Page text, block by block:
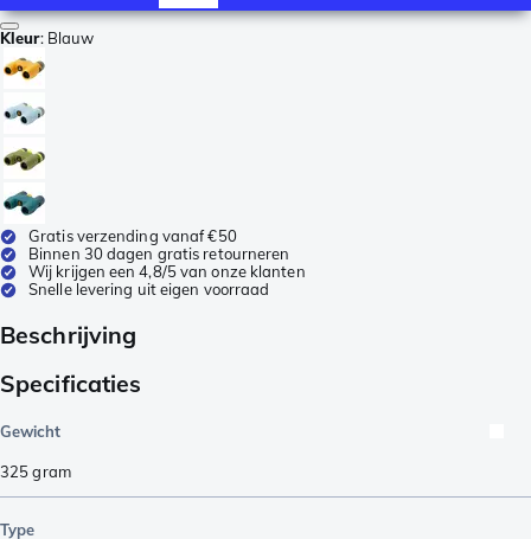
Kleur: Blauw
Gratis verzending vanaf €50
Binnen 30 dagen gratis retourneren
Wij krijgen een 4,8/5 van onze klanten
Snelle levering uit eigen voorraad
Beschrijving
Specificaties
Gewicht
325gram
Type